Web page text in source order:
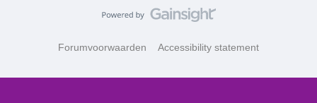
Forumvoorwaarden Accessibility statement